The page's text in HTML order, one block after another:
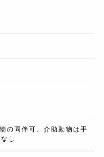
の同伴可、介助動物は手
し